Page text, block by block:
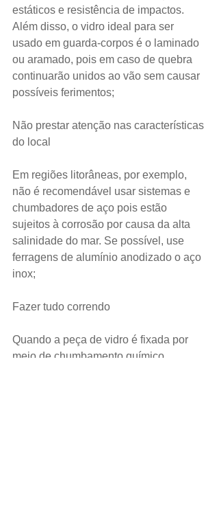
estáticos e resistência de impactos.
Além disso, o vidro ideal para ser
usado em guarda-corpos é o laminado
ou aramado, pois em caso de quebra
continuarão unidos ao vão sem causar
possíveis ferimentos;
Não prestar atenção nas características
do local
Em regiões litorâneas, por exemplo,
não é recomendável usar sistemas e
chumbadores de aço pois estão
sujeitos à corrosão por causa da alta
salinidade do mar. Se possível, use
ferragens de alumínio anodizado o aço
inox;
Fazer tudo correndo
Quando a peça de vidro é fixada por
meio de chumbamento químico